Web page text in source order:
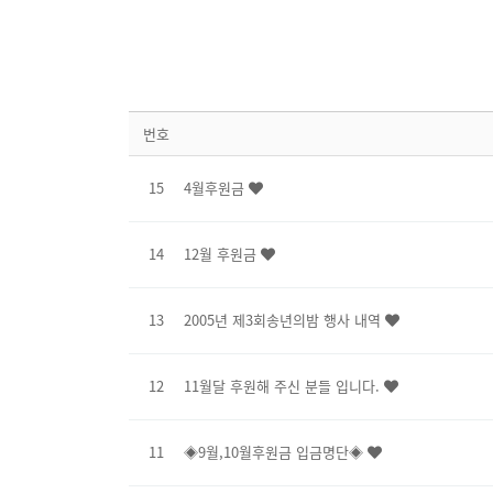
번호
15 4월후원금
14 12월 후원금
13 2005년 제3회송년의밤 행사 내역
12 11월달 후원해 주신 분들 입니다.
11 ◈9월,10월후원금 입금명단◈